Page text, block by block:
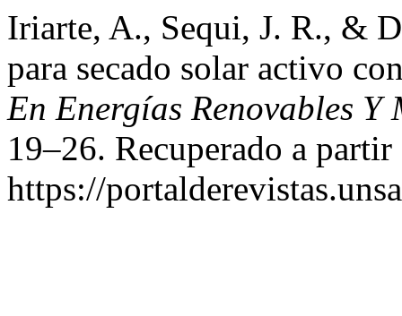
Iriarte, A., Sequi, J. R., &
para secado solar activo
En Energías Renovables Y
19–26. Recuperado a partir
https://